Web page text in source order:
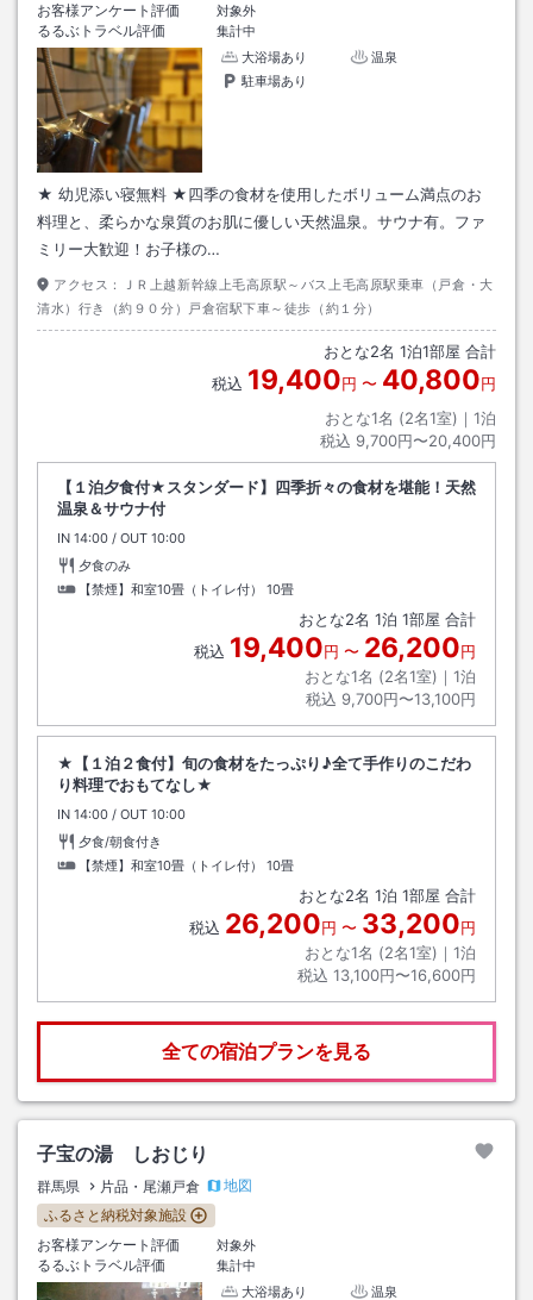
お客様アンケート評価
対象外
るるぶトラベル評価
集計中
大浴場あり
温泉
駐車場あり
★ 幼児添い寝無料 ★四季の食材を使用したボリューム満点のお
料理と、柔らかな泉質のお肌に優しい天然温泉。サウナ有。ファ
ミリー大歓迎！お子様の…
アクセス：
ＪＲ上越新幹線上毛高原駅～バス上毛高原駅乗車（戸倉・大
清水）行き（約９０分）戸倉宿駅下車～徒歩（約１分）
おとな2名 1泊1部屋 合計
税込 19,400円 〜 40,800円
おとな1名 (2名1室)｜ 1泊
税込 9,700円〜20,400円
【１泊夕食付★スタンダード】四季折々の食材を堪能！天然
温泉＆サウナ付
IN チェックイン
14:00 / OUT チェックアウト
10:00
夕食のみ
【禁煙】和室10畳（トイレ付）
10畳
おとな2名 1泊 1部屋 合計
税込 19,400円 〜 26,200円
おとな1名 (2名1室)｜ 1泊
税込 9,700円〜13,100円
★【１泊２食付】旬の食材をたっぷり♪全て手作りのこだわ
り料理でおもてなし★
IN チェックイン
14:00 / OUT チェックアウト
10:00
夕食/朝食付き
【禁煙】和室10畳（トイレ付）
10畳
おとな2名 1泊 1部屋 合計
税込 26,200円 〜 33,200円
おとな1名 (2名1室)｜ 1泊
税込 13,100円〜16,600円
全ての宿泊プランを見る
子宝の湯 しおじり
群馬県 片品・尾瀬戸倉
地図
ふるさと納税対象施設
お客様アンケート評価
対象外
るるぶトラベル評価
集計中
大浴場あり
温泉